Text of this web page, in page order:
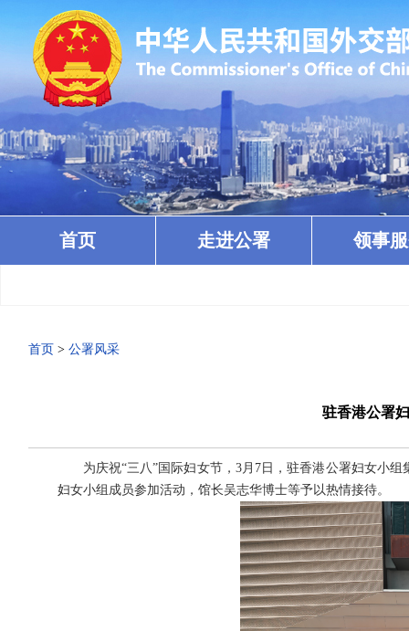
首页 走进公署 领事
首页 > 公署风采
驻香港公署
为庆祝“三八”国际妇女节，3月7日，驻香港公署妇女小组
妇女小组成员参加活动，馆长吴志华博士等予以热情接待。